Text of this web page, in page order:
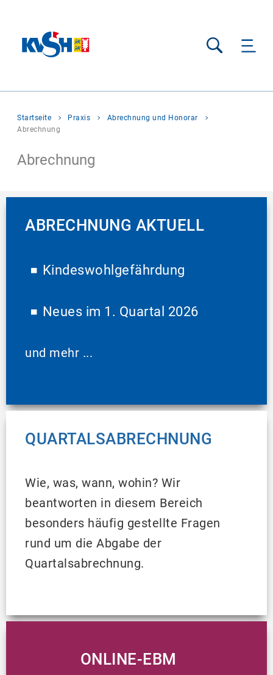
Suche
Sie
befinden
hier:
Startseite Praxis
Abrechnung und Honorar
Abrechnung
Abrechnung
ABRECHNUNG AKTUELL
Kindeswohlgefährdung
Neues im 1. Quartal 2026
und mehr ...
QUARTALSABRECHNUNG
Wie, was, wann, wohin? Wir
beantworten in diesem Bereich
besonders häufig gestellte Fragen
rund um die Abgabe der
Quartalsabrechnung.
ONLINE-EBM